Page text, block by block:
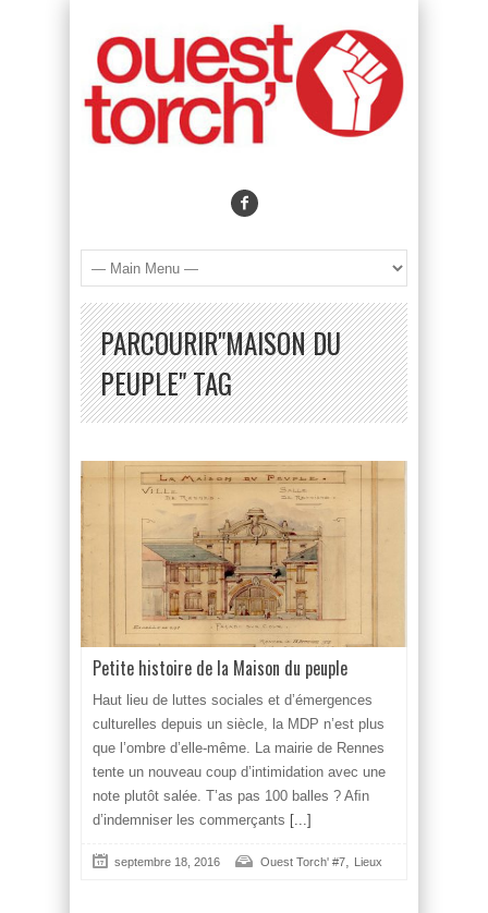
PARCOURIR"MAISON DU
PEUPLE" TAG
Petite histoire de la Maison du peuple
Haut lieu de luttes sociales et d’émergences
culturelles depuis un siècle, la MDP n’est plus
que l’ombre d’elle-même. La mairie de Rennes
tente un nouveau coup d’intimidation avec une
note plutôt salée. T’as pas 100 balles ? Aﬁn
d’indemniser les commerçants [...]
septembre 18, 2016 Ouest Torch' #7 Lieux